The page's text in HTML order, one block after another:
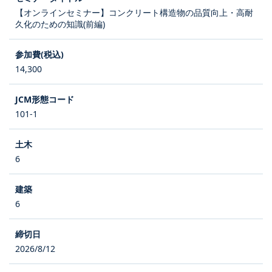
【オンラインセミナー】コンクリート構造物の品質向上・高耐
久化のための知識(前編)
14,300
101-1
6
6
2026/8/12